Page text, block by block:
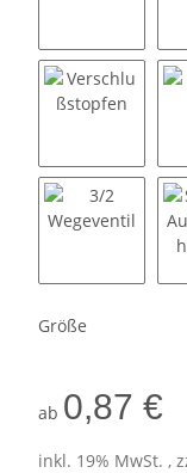
Kreuzstück
Größe
ab 0,87 €
inkl. 19% MwSt. ,